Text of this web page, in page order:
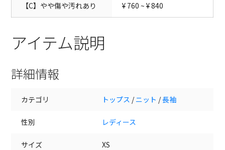
【C】やや傷や汚れあり ¥ 760 ~ ¥ 840
アイテム説明
詳細情報
カテゴリ トップス /ニット /長袖
性別 レディース
サイズ XS